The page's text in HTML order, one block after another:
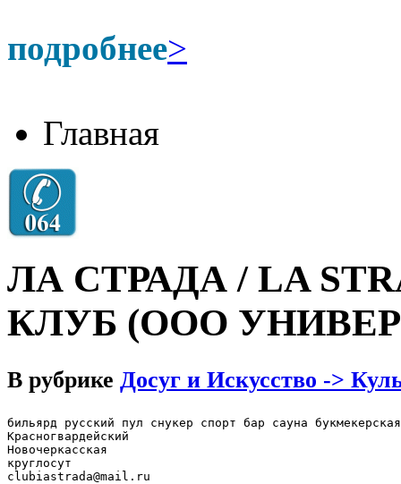
подробнее>
Главная
ЛА СТРАДА / LA
КЛУБ (ООО
В рубрике Досуг и Искусство ->
бильярд русский пул снукер спорт бар сауна
Красногвардейский
Новочеркасская
круглосут
clubiastrada@mail.ru